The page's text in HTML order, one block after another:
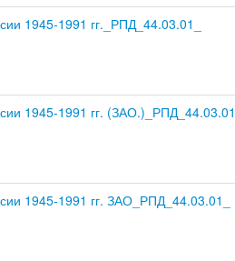
1945-1991 гг._РПД_44.03.01_
1945-1991 гг. (ЗАО.)_РПД_44.03.01_
1945-1991 гг. ЗАО_РПД_44.03.01_